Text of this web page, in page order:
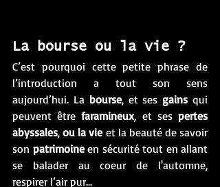
La bourse ou la vie ?
C’est pourquoi cette petite phrase de
l’introduction a tout son sens
aujourd’hui. La bourse, et ses gains qui
peuvent être faramineux, et ses pertes
abyssales, ou la vie et la beauté de savoir
son patrimoine en sécurité tout en allant
se balader au coeur de l'automne,
respirer l’air pur…